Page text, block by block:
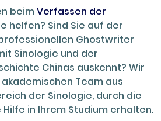
beimVerfassen der
helfen? Sind Sie auf der
Ghostwriter
Sinologie und der
Chinas auskennt? Wir
Team aus
der Sinologie, durch die
in Ihrem Studium erhalten.